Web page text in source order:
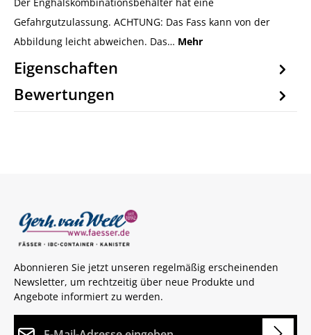
Gefahrgutzulassung. ACHTUNG: Das Fass kann von der
Abbildung leicht abweichen. Das… Mehr
Eigenschaften
Bewertungen
Abonnieren Sie jetzt unseren regelmäßig erscheinenden
Newsletter, um rechtzeitig über neue Produkte und
Angebote informiert zu werden.